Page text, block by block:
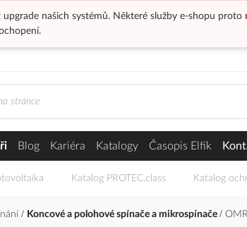
našich systémů. Některé služby e-shopu proto
Blog Kariéra Katalogy Časopis Elfík
Katalog PROTEC.class Katalog
Koncové a polohové spínače a mikrospínače